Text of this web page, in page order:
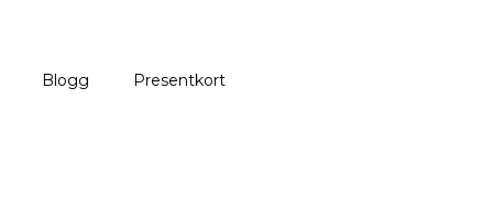
Blogg Presentkort